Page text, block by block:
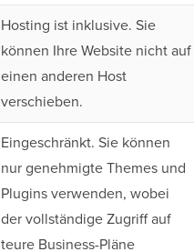
Hosting ist inklusive. Sie
können Ihre Website nicht auf
einen anderen Host
verschieben.
Eingeschränkt. Sie können
nur genehmigte Themes und
Plugins verwenden, wobei
der vollständige Zugriff auf
teure Business-Pläne